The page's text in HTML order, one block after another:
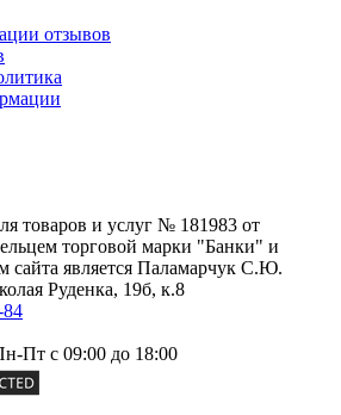
отзывов
товаров и услуг № 181983 от
торговой марки "Банки" и
сайта является Паламарчук С.Ю.
Руденка, 19б, к.8
84
Пт с 09:00 до 18:00